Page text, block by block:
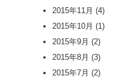
2015年11月 (4)
2015年10月 (1)
2015年9月 (2)
2015年8月 (3)
2015年7月 (2)